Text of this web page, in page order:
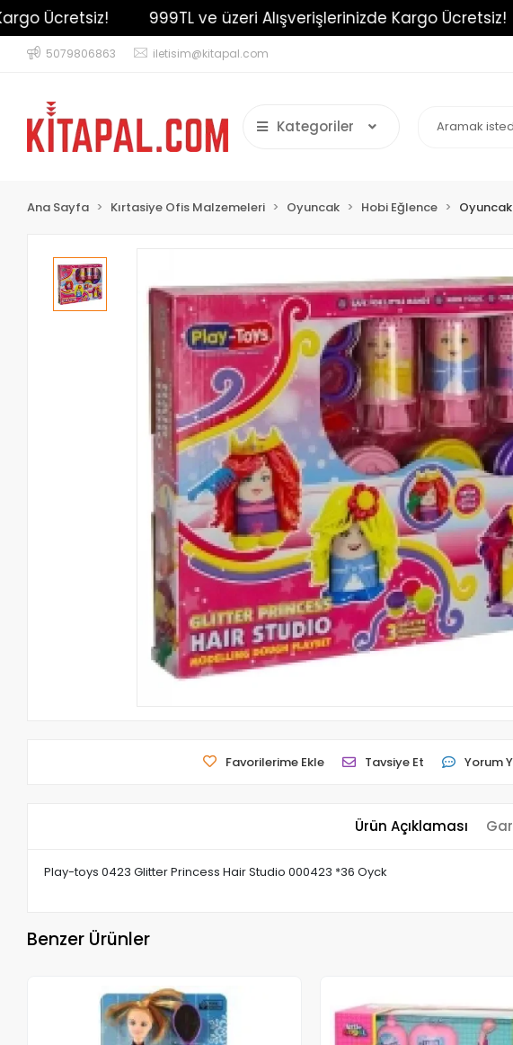
Ücretsiz! 999TL ve üzeri Alışverişlerinizde Kargo Ücretsiz!
5079806863 iletisim@kitapal.com
Kategoriler
Ana Sayfa Kırtasiye Ofis Malzemeleri Oyuncak Hobi Eğlence
Favorilerime Ekle Tavsiye Et Yorum
Ürün Açıklaması
Play-toys 0423 Glitter Princess Hair Studio 000423 *36 Oyck
Benzer Ürünler